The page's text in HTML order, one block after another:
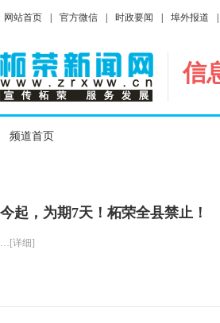
网站首页 官方微信 时政要闻 埠外报道
信
频道首页
今起，为期7天！柘荣全县禁止！
…[详细]